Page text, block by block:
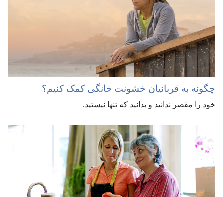
چگونه به قربانیان خشونت خانگی کمک کنیم؟‏
خود را مقصر ندانید و بدانید که تنها نیستید.‏